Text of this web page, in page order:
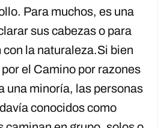
Para muchos, es una
sus cabezas o para
la naturaleza.Si bien
el Camino por razones
una minoría, las personas
conocidos como